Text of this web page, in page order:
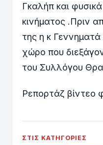
Γκαλήπ και
κινήματος .Πριν
της η κ Γεννηματά
χώρο που
του Συλλόγου
Ρεπορτάζ βίντεο
ΣΤΙΣ ΚΑΤΗΓΟΡΊΕΣ